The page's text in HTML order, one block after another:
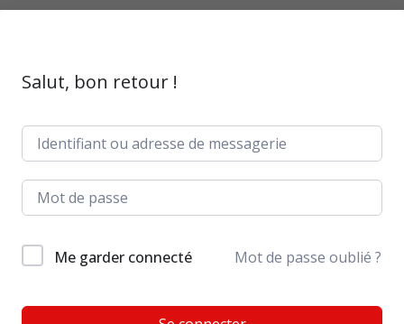
Salut, bon retour !
Me garder connecté Mot de passe oublié ?